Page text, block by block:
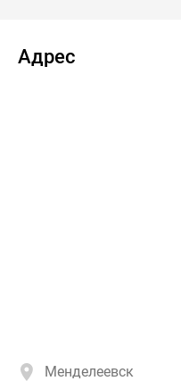
Адрес
Менделеевск